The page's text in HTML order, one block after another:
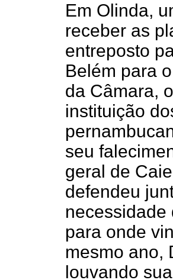
Em Olinda,
receber as
entreposto
Belém para
da Câmara,
instituição
seu
geral de
defendeu
necessidade
para onde
mesmo ano,
louvando